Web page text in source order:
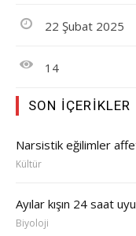
22 Şubat 2025
14
SON İÇERIKLER
Narsistik eğilimler
Kültür
Ayılar kışın 24 saat
Biyoloji